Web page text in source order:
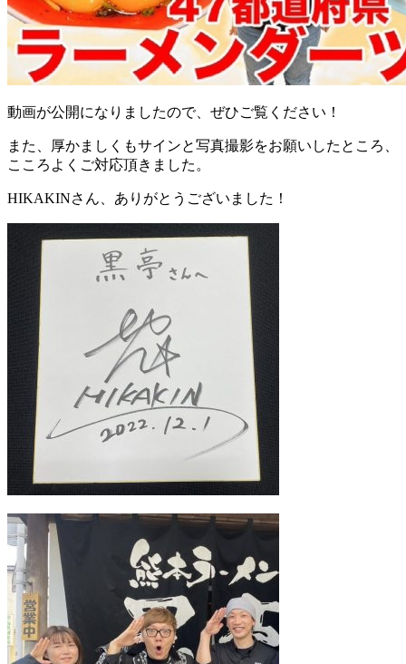
動画が公開になりましたので、ぜひご覧ください！
また、厚かましくもサインと写真撮影をお願いしたところ、
こころよくご対応頂きました。
HIKAKINさん、ありがとうございました！